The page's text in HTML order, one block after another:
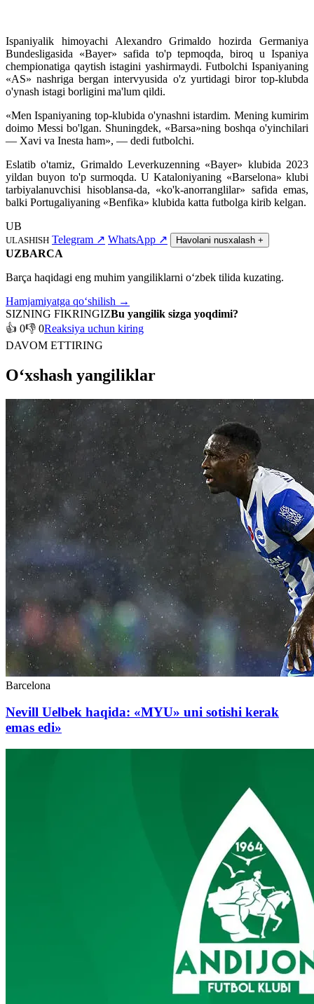
Ispaniyalik himoyachi Alexandro Grimaldo hozirda Germaniya
Bundesligasida «Bayer» safida to'p tepmoqda, biroq u Ispaniya
chempionatiga qaytish istagini yashirmaydi. Futbolchi Ispaniyaning
«AS» nashriga bergan intervyusida o'z yurtidagi biror top-klubda
o'ynash istagi borligini ma'lum qildi.
«Men Ispaniyaning top-klubida o'ynashni istardim. Mening kumirim
doimo Messi bo'lgan. Shuningdek, «Barsa»ning boshqa o'yinchilari
— Xavi va Inesta ham», — dedi futbolchi.
Eslatib o'tamiz, Grimaldo Leverkuzenning «Bayer» klubida 2023
yildan buyon to'p surmoqda. U Kataloniyaning «Barselona» klubi
tarbiyalanuvchisi hisoblansa-da, «ko'k-anorranglilar» safida emas,
balki Portugaliyaning «Benfika» klubida katta futbolga kirib kelgan.
UB
ULASHISH Telegram ↗ WhatsApp ↗ Havolani nusxalash +
UZBARCA
Barça haqidagi eng muhim yangiliklarni o‘zbek tilida kuzating.
Hamjamiyatga qo‘shilish →
SIZNING FIKRINGIZBu yangilik sizga yoqdimi?
👍 0👎 0Reaksiya uchun kiring
DAVOM ETTIRING
O‘xshash yangiliklar
Barcelona
Nevill Uelbek haqida: «MYU» uni sotishi kerak
emas edi»